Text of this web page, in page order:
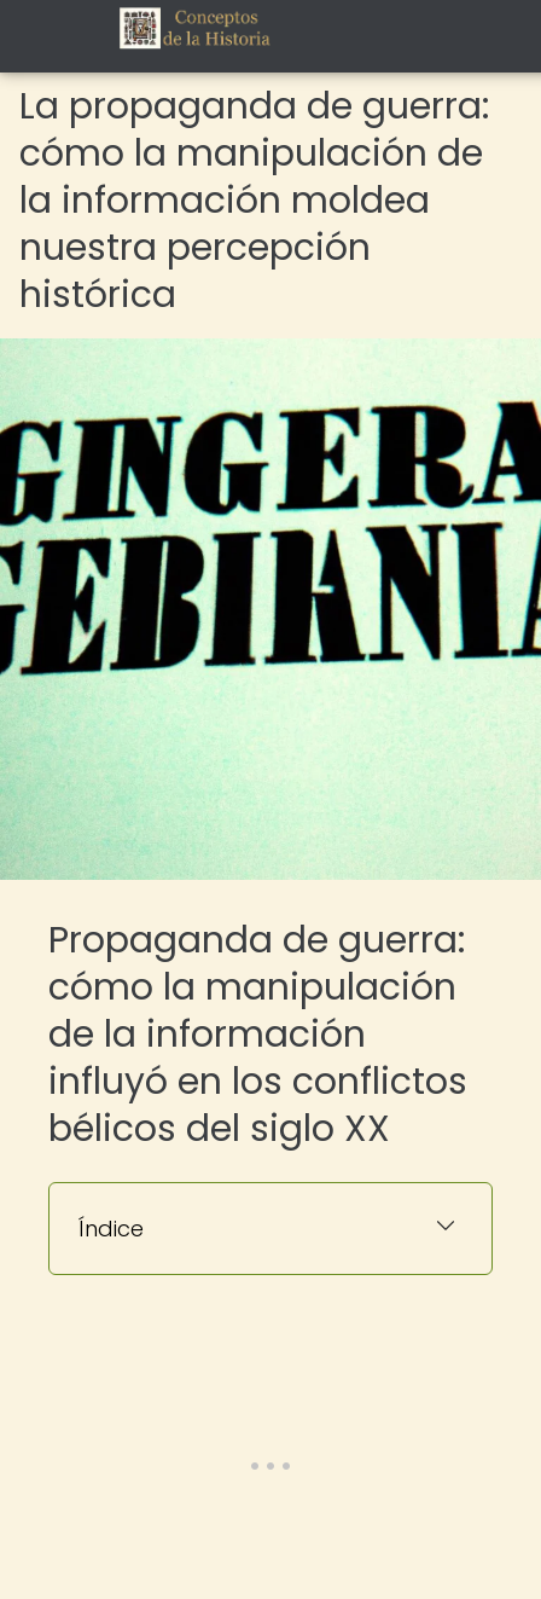
La propaganda de guerra:
cómo la manipulación de
la información moldea
nuestra percepción
histórica
Propaganda de guerra:
cómo la manipulación
de la información
influyó en los conflictos
bélicos del siglo XX
Índice